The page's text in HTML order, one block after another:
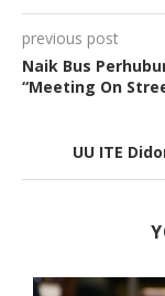
previous post
Naik Bus
“Meeting On
UU ITE